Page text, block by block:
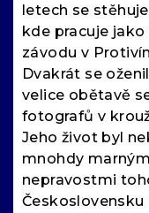
letech se
kde pracuje
závodu v
Dvakrát se
velice obětavě
fotografů v
Jeho život byl
mnohdy
nepravostmi